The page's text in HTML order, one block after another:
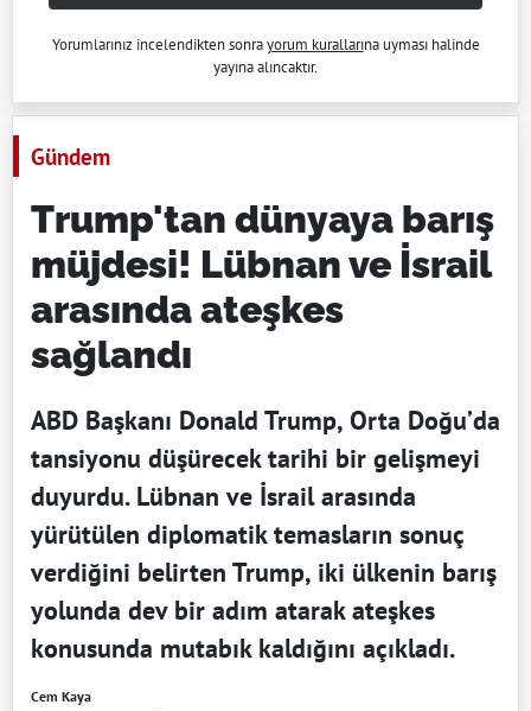
Yorumlarınız incelendikten sonrayorum kurallarına uyması halinde
yayına alıncaktır.
Gündem
Trump'tan dünyaya barış
müjdesi! Lübnan ve İsrail
arasında ateşkes
sağlandı
ABD Başkanı Donald Trump, Orta Doğu’da
tansiyonu düşürecek tarihi bir gelişmeyi
duyurdu. Lübnan ve İsrail arasında
yürütülen diplomatik temasların sonuç
verdiğini belirten Trump, iki ülkenin barış
yolunda dev bir adım atarak ateşkes
konusunda mutabık kaldığını açıkladı.
Cem Kaya